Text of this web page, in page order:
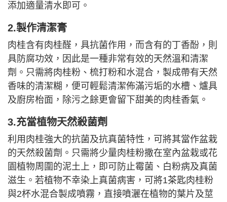
添加適量清水即可。
2.製作清潔膏
肉桂含有肉桂醛，具抗菌作用，而含有的丁香酚，則
具防腐功效，因此是一種非常有效的天然溫和清潔
劑。只需將肉桂粉、梳打粉和水混合，製成帶有天然
香味的清潔糊，便可輕鬆清潔佈滿污垢的水槽、爐具
及廚房枱面，除污之餘更會留下甜美的肉桂香氣。
3.充當植物天然殺菌劑
利用肉桂強大的抗菌及抗真菌特性，可將其當作盆栽
的天然殺菌劑。只需將少量肉桂粉撒在室內盆栽或花
園植物周圍的泥土上，即可防止霉菌、白粉病及真菌
滋生。若植物不幸染上真菌病害，可將1茶匙肉桂粉
與2杯水混合製成噴霧，直接噴灑在植物的葉片及莖